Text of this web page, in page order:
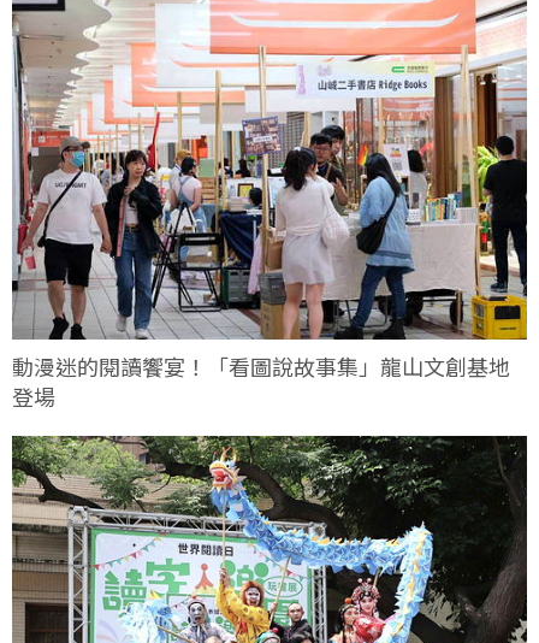
動漫迷的閱讀饗宴！「看圖說故事集」龍山文創基地
登場